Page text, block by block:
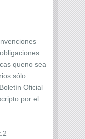
queno sea
sólo
Oficial
por el